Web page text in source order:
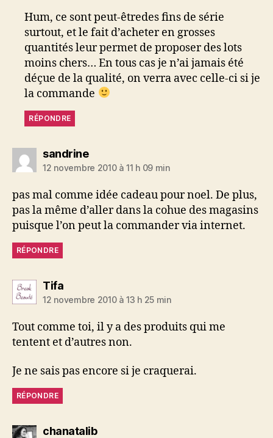
Hum, ce sont peut-êtredes fins de série
surtout, et le fait d’acheter en grosses
quantités leur permet de proposer des lots
moins chers… En tous cas je n’ai jamais été
déçue de la qualité, on verra avec celle-ci si je
la commande
RÉPONDRE
sandrinedit :
12 novembre 2010 à 11 h 09 min
pas mal comme idée cadeau pour noel. De plus,
pas la même d’aller dans la cohue des magasins
puisque l’on peut la commander via internet.
RÉPONDRE
Tifadit :
12 novembre 2010 à 13 h 25 min
Tout comme toi, il y a des produits qui me
tentent et d’autres non.
Je ne sais pas encore si je craquerai.
RÉPONDRE
chanatalibdit :